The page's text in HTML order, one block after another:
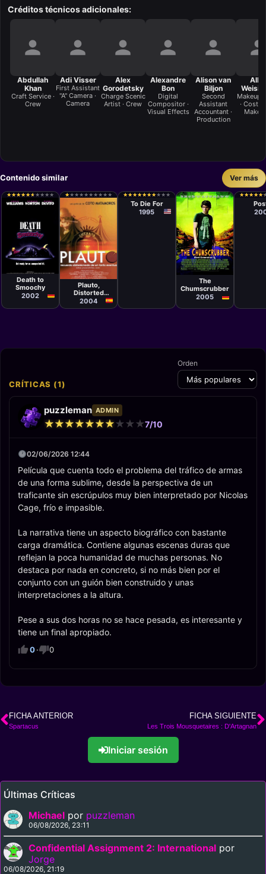
Créditos técnicos adicionales:
Abdullah
Khan
Craft Service ·
Crew
Adi Visser
First Assistant
"A" Camera ·
Camera
Alex
Gorodetsky
Charge Scenic
Artist · Crew
Alexandre
Bon
Digital
Compositor ·
Visual Effects
Alison van
Biljon
Second
Assistant
Accountant ·
Production
Makeup
·
Make-
Contenido similar Ver más
★
★★
★★
★★
★★
★★
★ ★
★ ★
★ ★
★ ★
★
Película
Death to
Smoochy
2002
★
★★
★ ★
★ ★
★ ★
★ ★
★ ★
★ ★
★ ★
★ ★
★
Película
David Gordon
Plauto,
Distorted
Memory of an
Eventual Fool
2004
★
★★
★★
★★
★★
★★
★★
★★
★ ★
★ ★
★
Gus Van Sant
To Die For
1995
Película
Arie Posin
The
Chumscrubber
2005
★
★★
★★
★★
★★
★
Uwe
CRÍTICAS (1)
Orden
puzzleman ADMIN
★
★★
★★
★★
★★
★★
★★
★★
★★
★★
★7/10
02/06/2026 12:44
Película que cuenta todo el problema del tráfico de armas
de una forma sublime, desde la perspectiva de un
traficante sin escrúpulos muy bien interpretado por Nicolas
Cage, frío e impasible.
La narrativa tiene un aspecto biográfico con bastante
carga dramática. Contiene algunas escenas duras que
reflejan la poca humanidad de muchas personas. No
destaca por nada en concreto, si no más bien por el
conjunto con un guión bien construido y unas
interpretaciones a la altura.
Pese a sus dos horas no se hace pesada, es interesante y
tiene un final apropiado.
0· 0
FICHA ANTERIOR
Spartacus
FICHA SIGUIENTE
Les Trois Mousquetaires : D'Artagnan
Iniciar sesión
Últimas Críticas
Michael por puzzleman
06/08/2026, 23:11
Confidential Assignment 2: International por
Jorge
06/08/2026, 21:19